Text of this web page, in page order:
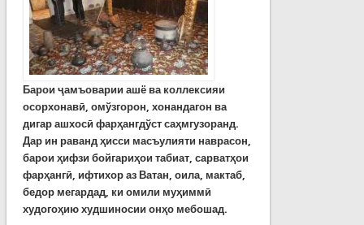
Барои ҷамъоварии ашё ва коллексияи
осорхонавӣ, омўзгорон, хонандагон ва
дигар ашхосӣ фарҳангдўст саҳмгузоранд.
Дар ин раванд ҳисси масъулияти наврасон,
барои ҳифзи бойгариҳои табиат, сарватҳои
фарҳангӣ, ифтихор аз Ватан, оила, мактаб,
бедор мегардад, ки омили муҳиммӣ
худогоҳию худшиносии онҳо мебошад.